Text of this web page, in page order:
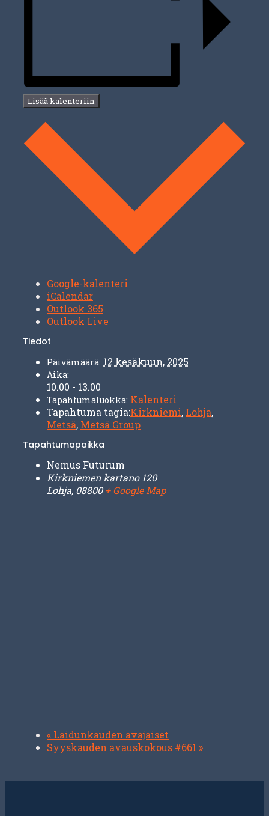
Lisää kalenteriin
Google-kalenteri
iCalendar
Outlook 365
Outlook Live
Tiedot
Päivämäärä: 12 kesäkuun, 2025
Aika:
10.00 - 13.00
Tapahtumaluokka: Kalenteri
Tapahtuma tagia:Kirkniemi, Lohja,
Metsä, Metsä Group
Tapahtumapaikka
Nemus Futurum
Kirkniemen kartano 120
Lohja, 08800 + Google Map
« Laidunkauden avajaiset
Syyskauden avauskokous #661 »